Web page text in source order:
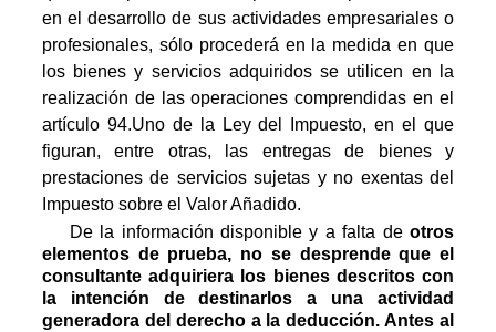
en el desarrollo de sus actividades empresariales o
profesionales, sólo procederá en la medida en que
los bienes y servicios adquiridos se utilicen en la
realización de las operaciones comprendidas en el
artículo 94.Uno de la Ley del Impuesto, en el que
figuran, entre otras, las entregas de bienes y
prestaciones de servicios sujetas y no exentas del
Impuesto sobre el Valor Añadido.
De la información disponible y a falta de otros
elementos de prueba, no se desprende que el
consultante adquiriera los bienes descritos con
la intención de destinarlos a una actividad
generadora del derecho a la deducción. Antes al